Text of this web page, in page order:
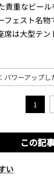
貴重なビー
ェスト名
は大型テ
パワーアップし
1
この記
い